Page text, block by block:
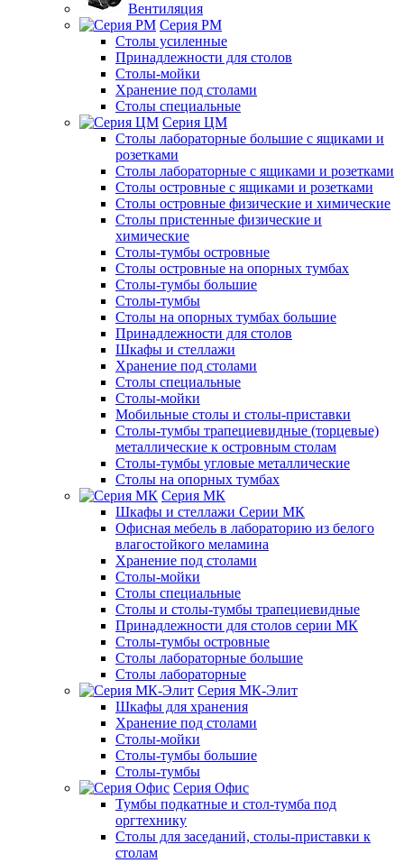
Вентиляция
Серия РМ
Столы усиленные
Принадлежности для столов
Столы-мойки
Хранение под столами
Столы специальные
Серия ЦМ
Столы лабораторные большие с ящиками и
розетками
Столы лабораторные с ящиками и розетками
Столы островные с ящиками и розетками
Столы островные физические и химические
Столы пристенные физические и
химические
Столы-тумбы островные
Столы островные на опорных тумбах
Столы-тумбы большие
Столы-тумбы
Столы на опорных тумбах большие
Принадлежности для столов
Шкафы и стеллажи
Хранение под столами
Столы специальные
Столы-мойки
Мобильные столы и столы-приставки
Столы-тумбы трапециевидные (торцевые)
металлические к островным столам
Столы-тумбы угловые металлические
Столы на опорных тумбах
Серия МК
Шкафы и стеллажи Серии МК
Офисная мебель в лабораторию из белого
влагостойкого меламина
Хранение под столами
Столы-мойки
Столы специальные
Столы и столы-тумбы трапециевидные
Принадлежности для столов серии МК
Столы-тумбы островные
Столы лабораторные большие
Столы лабораторные
Серия МК-Элит
Шкафы для хранения
Хранение под столами
Столы-мойки
Столы-тумбы большие
Столы-тумбы
Серия Офис
Тумбы подкатные и стол-тумба под
оргтехнику
Столы для заседаний, столы-приставки к
столам